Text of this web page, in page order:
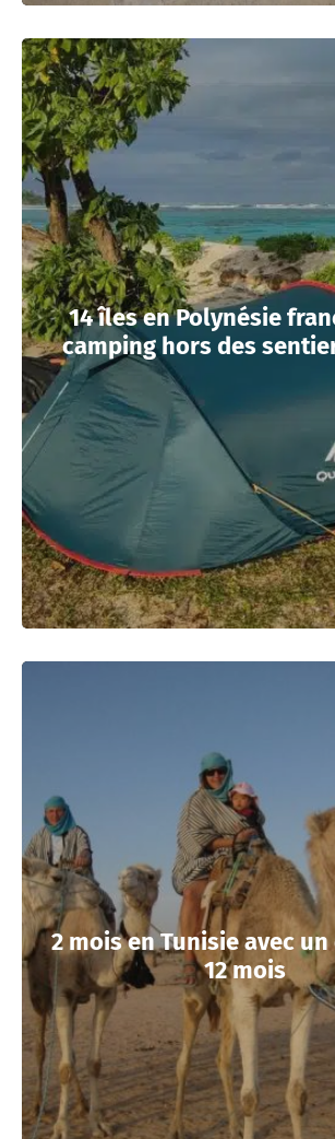
14 îles en Polynésie
camping hors des
2 mois en Tunisie avec
12 mois